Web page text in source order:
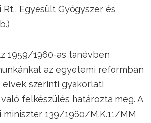
Rt., Egyesült Gyógyszer és
1959/1960-as tanévben
az egyetemi reformban
szerinti gyakorlati
felkészülés határozta meg. A
miniszter 139/1960/M.K.11/MM